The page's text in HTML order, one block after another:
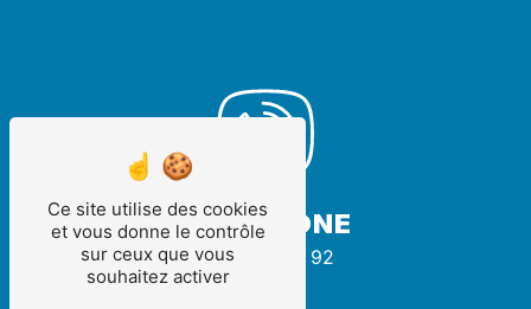
TÉLÉPHONE
02 98 67 12 92
Ce site utilise des cookies
et vous donne le contrôle
sur ceux que vous
souhaitez activer